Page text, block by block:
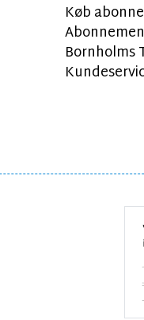
Køb
Bornholms